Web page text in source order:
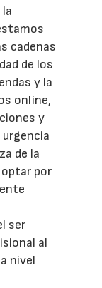
cadenas
de los
y la
online,
y
de la
por
ser
al
nivel